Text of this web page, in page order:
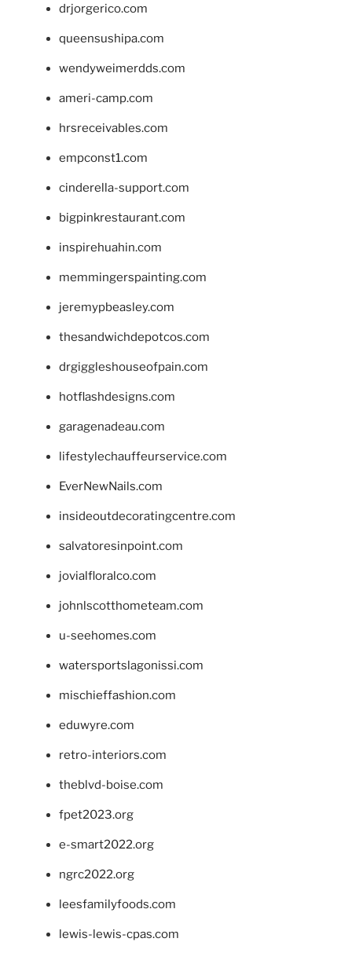
drjorgerico.com
queensushipa.com
wendyweimerdds.com
ameri-camp.com
hrsreceivables.com
empconst1.com
cinderella-support.com
bigpinkrestaurant.com
inspirehuahin.com
memmingerspainting.com
jeremypbeasley.com
thesandwichdepotcos.com
drgiggleshouseofpain.com
hotflashdesigns.com
garagenadeau.com
lifestylechauffeurservice.com
EverNewNails.com
insideoutdecoratingcentre.com
salvatoresinpoint.com
jovialfloralco.com
johnlscotthometeam.com
u-seehomes.com
watersportslagonissi.com
mischieffashion.com
eduwyre.com
retro-interiors.com
theblvd-boise.com
fpet2023.org
e-smart2022.org
ngrc2022.org
leesfamilyfoods.com
lewis-lewis-cpas.com